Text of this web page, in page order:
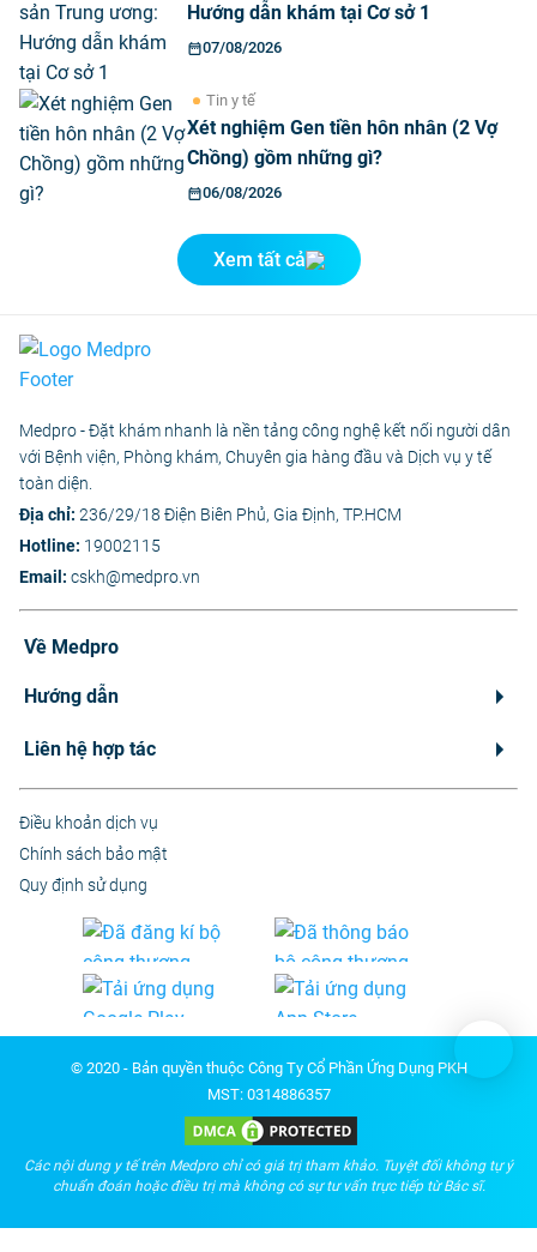
Hướng dẫn khám tại Cơ sở 1
07/08/2026
Tin y tế
Xét nghiệm Gen tiền hôn nhân (2 Vợ
Chồng) gồm những gì?
06/08/2026
Xem tất cả
Medpro - Đặt khám nhanh là nền tảng công nghệ kết nối người dân
với Bệnh viện, Phòng khám, Chuyên gia hàng đầu và Dịch vụ y tế
toàn diện.
Địa chỉ: 236/29/18 Điện Biên Phủ, Gia Định, TP.HCM
Hotline: 19002115
Email: cskh@medpro.vn
Về Medpro
Hướng dẫn
Liên hệ hợp tác
Điều khoản dịch vụ
Chính sách bảo mật
Quy định sử dụng
© 2020 - Bản quyền thuộc Công Ty Cổ Phần Ứng Dụng PKH
MST: 0314886357
Các nội dung y tế trên Medpro chỉ có giá trị tham khảo. Tuyệt đối không tự ý
chuẩn đoán hoặc điều trị mà không có sự tư vấn trực tiếp từ Bác sĩ.